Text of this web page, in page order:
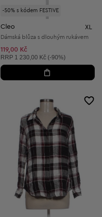
-50% s kódem FESTIVE
Cleo XL
Dámská blůza s dlouhým rukávem
119,00 Kč
Doporučená cena:
RRP 1 230,00 Kč (-90%)